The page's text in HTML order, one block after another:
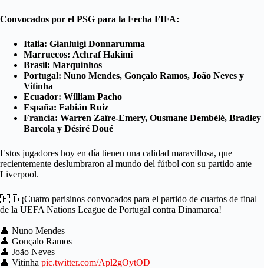
Convocados por el PSG para la Fecha FIFA:
Italia: Gianluigi Donnarumma
Marruecos: Achraf Hakimi
Brasil: Marquinhos
Portugal: Nuno Mendes, Gonçalo Ramos, João Neves y
Vitinha
Ecuador: William Pacho
España: Fabián Ruiz
Francia: Warren Zaïre-Emery, Ousmane Dembélé, Bradley
Barcola y Désiré Doué
Estos jugadores hoy en día tienen una calidad maravillosa, que
recientemente deslumbraron al mundo del fútbol con su partido ante
Liverpool.
🇵🇹 ¡Cuatro parisinos convocados para el partido de cuartos de final
de la UEFA Nations League de Portugal contra Dinamarca!
👤 Nuno Mendes
👤 Gonçalo Ramos
👤 João Neves
👤 Vitinha pic.twitter.com/Apl2gOytOD